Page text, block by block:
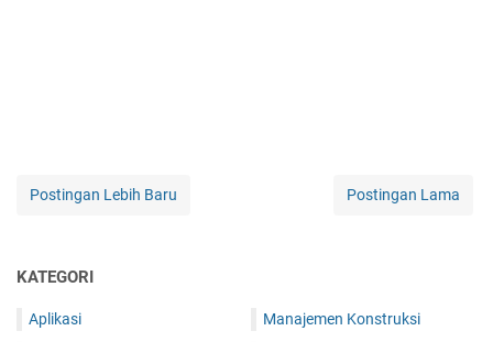
Postingan Lebih Baru Postingan Lama
KATEGORI
Aplikasi
Manajemen Konstruksi